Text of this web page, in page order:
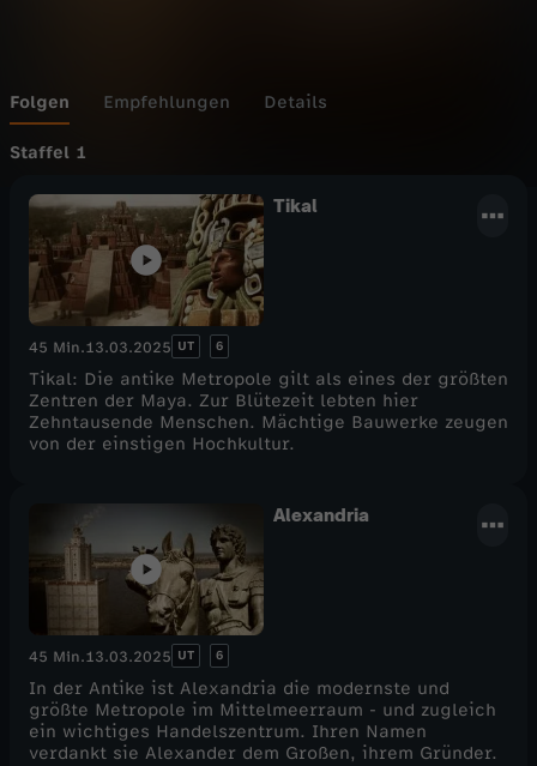
Folgen Empfehlungen Details
Staffel 1
Tikal
45 Min.13.03.2025 UT 6
Tikal: Die antike Metropole gilt als eines der größten
Zentren der Maya. Zur Blütezeit lebten hier
Zehntausende Menschen. Mächtige Bauwerke zeugen
von der einstigen Hochkultur.
Alexandria
45 Min.13.03.2025 UT 6
In der Antike ist Alexandria die modernste und
größte Metropole im Mittelmeerraum - und zugleich
ein wichtiges Handelszentrum. Ihren Namen
verdankt sie Alexander dem Großen, ihrem Gründer.